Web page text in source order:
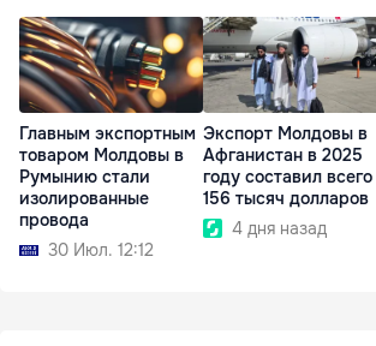
Главным экспортным
товаром Молдовы в
Румынию стали
изолированные
провода
30 Июл. 12:12
Экспорт Молдовы в
Афганистан в 2025
году составил всего
156 тысяч долларов
4 дня назад